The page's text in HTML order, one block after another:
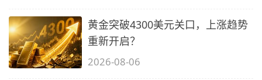
黄金突破4300美元关口，上涨趋势
重新开启？
2026-08-06